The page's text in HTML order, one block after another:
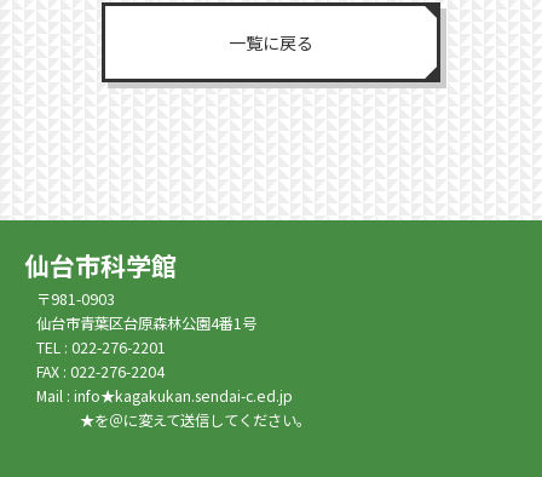
一覧に戻る
仙台市科学館
〒981-0903
仙台市青葉区台原森林公園4番1号
TEL : 022-276-2201
FAX : 022-276-2204
Mail : info★kagakukan.sendai-c.ed.jp
★を＠に変えて送信してください。